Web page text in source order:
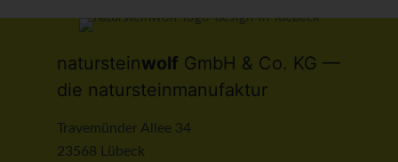
natursteinwolf GmbH & Co. KG —
die natursteinmanufaktur
Travemünder Allee 34
23568 Lübeck